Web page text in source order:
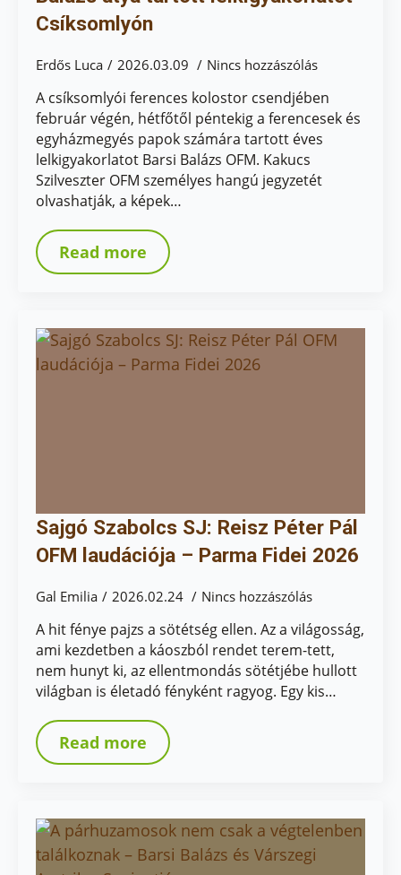
Csíksomlyón
Erdős Luca 2026.03.09 Nincs hozzászólás
A csíksomlyói ferences kolostor csendjében
február végén, hétfőtől péntekig a ferencesek és
egyházmegyés papok számára tartott éves
lelkigyakorlatot Barsi Balázs OFM. Kakucs
Szilveszter OFM személyes hangú jegyzetét
olvashatják, a képek…
Read more
Sajgó Szabolcs SJ: Reisz Péter Pál
OFM laudációja – Parma Fidei 2026
Gal Emilia 2026.02.24 Nincs hozzászólás
A hit fénye pajzs a sötétség ellen. Az a világosság,
ami kezdetben a káoszból rendet terem-tett,
nem hunyt ki, az ellentmondás sötétjébe hullott
világban is életadó fényként ragyog. Egy kis…
Read more